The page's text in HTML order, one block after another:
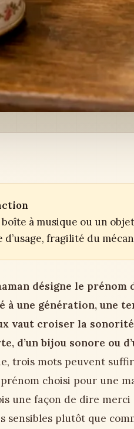
à musique ou un
d’usage, fragilité du
désigne le prénom
à une génération, une
vaut croiser la
d’un bijou sonore ou
trois mots peuvent
choisi pour une
une façon de dire
sensibles plutôt que